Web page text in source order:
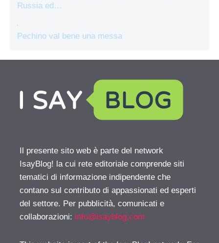
Russia ed…
Pechino val bene una messa
Il presente sito web è parte del network
IsayBlog! la cui rete editoriale comprende siti
tematici di informazione indipendente che
contano sul contributo di appassionati ed esperti
del settore. Per pubblicità, comunicati e
collaborazioni: info@isayblog.com